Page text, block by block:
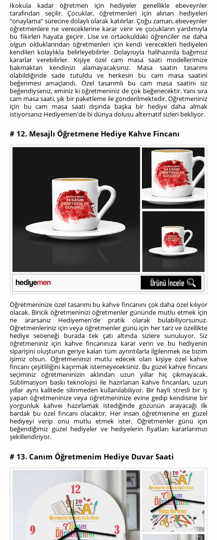
İkokula kadar öğretmen için hediyeler genellikle ebeveynler
tarafından seçilir. Çocuklar, öğretmenleri için alınan hediyeleri
“onaylama” sürecine dolaylı olarak katılırlar. Çoğu zaman, ebeveynler
öğretmenlere ne vereceklerine karar verir ve çocukların yardımıyla
bu fikirleri hayata geçirir. Lise ve ortaokuldaki öğrenciler ise daha
olgun olduklarından öğretmenleri için kendi verecekleri hediyeleri
kendileri kolaylıkla belirleyebilirler. Dolayısıyla halihazırda bağımsız
kararlar verebilirler. Kişiye özel cam masa saati modellerimize
bakmaktan kendinizi alamayacaksınız. Masa saatin tasarımı
olabildiğinde sade tutuldu ve herkesin bu cam masa saatini
beğenmesi amaçlandı. Özel tasarımlı bu cam masa saatini siz
beğendiyseniz, eminiz ki öğretmeniniz de çok beğenecektir. Yanı sıra
cam masa saati, şık bir paketleme ile gönderilmektedir. Öğretmeniniz
için bu cam masa saati dışında başka bir hediye daha almak
istiyorsanız Hediyemen'de bi dünya dolusu alternatif sizleri bekliyor.
# 12. Mesajlı Öğretmene Hediye Kahve Fincanı
Öğretmeninize özel tasarımı bu kahve fincanını çok daha özel kılıyor
olacak. Biricik öğretmeninizi öğretmenler gününde mutlu etmek için
ne ararsanız Hediyemen'de pratik olarak bulabiliyorsunuz.
Öğretmenleriniz için veya öğretmenler günü için her tarz ve özellikte
hediye seöeneği burada tek çatı altında sizlere sunuluyor. Siz
öğretmeniniz için kahve fincanınıza karar verin ve bu hediyenin
siparişini oluşturun geriye kalan tüm ayrıntılarla ilgilenmek ise bizim
işimiz olsun. Öğretmeninizi mutlu edecek olan kişiye özel kahve
fincanı çeşitliliğini kaçırmak istemeyeceksiniz. Bu güzel kahve fincanı
seçiminiz öğretmeninizin aklından uzun yıllar hiç çıkmayacak.
Süblimasyon baskı teknolojisi ile hazırlanan kahve fincanları, uzun
yıllar aynı kalitede silinmeden kullanılabiliyor. Bir hayli stresli bir iş
yapan öğretmeninize veya öğretmeninize evine gedip kendisine bir
yorgunluk kahveı hazırlamak istediğinde gözünün arayacağı ilk
bardak bu özel fincanı olacaktır. Her insan öğretmenine en güzel
hediyeyi verip onu mutlu etmek ister. Öğretmenler günü için
beğendiğimiz güzel hediyeler ve hediyelerin fiyatları kararlarımızı
şekillendiriyor.
# 13. Canım Öğretmenim Hediye Duvar Saati